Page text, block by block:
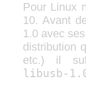
Pour Linux
10. Avant
1.0 avec
distribution
etc.) il
libusb-